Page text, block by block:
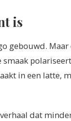
is
gebouwd.
in een latte,
dat